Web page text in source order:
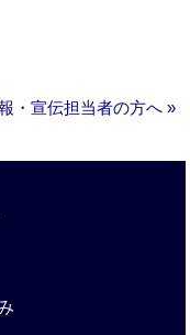
・宣伝担当者の方へ »